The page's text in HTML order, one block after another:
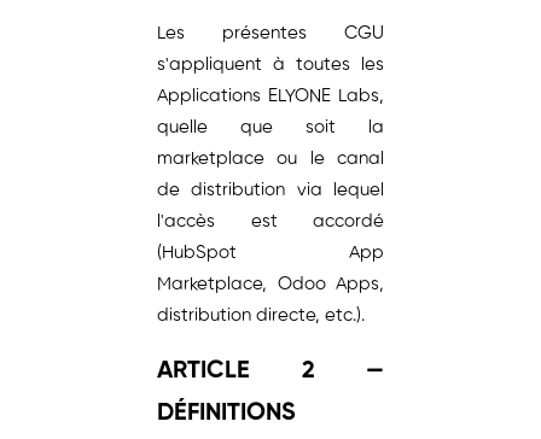
Les présentes CGU
s'appliquent à toutes les
Applications ELYONE Labs,
quelle que soit la
marketplace ou le canal
de distribution via lequel
l'accès est accordé
(HubSpot App
Marketplace, Odoo Apps,
distribution directe, etc.).
ARTICLE 2 —
DÉFINITIONS